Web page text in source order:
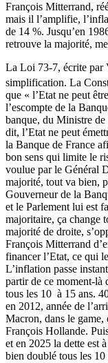
François Mitterrand,
mais il l’amplifie,
de 14 %. Jusqu’en
retrouve la majorité,
La Loi 73-7, écrite par
simplification. La
que « l’Etat ne peut
l’escompte de la
banque, du Ministre
dit, l’Etat ne peut
la Banque de France
bon sens qui limite le
voulue par le Général
majorité, tout va bien,
Gouverneur de la
et le Parlement lui est
majoritaire, ça change
majorité de droite,
François Mitterrand
financer l’Etat, ce qui
L’inflation passe
partir de ce moment-là
tous les 10 à 15 ans.
en 2012, année de
Macron, dans le
François Hollande.
et en 2025 la dette est
bien doublé tous les 10